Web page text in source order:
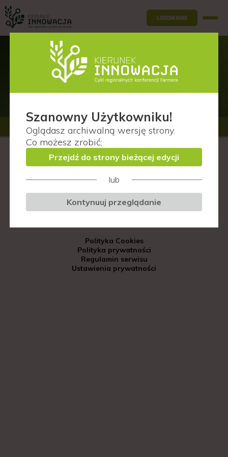
LOGOWANIE
Agenda
Szanowny Użytkowniku!
Oglądasz archiwalną wersję strony.
Co możesz zrobić:
Przejdź do strony bieżącej edycji
lub
Kontynuuj przeglądanie
Polityka Cookies
Polityka prywatności
Regulamin serwisu
Ustawienia prywatności